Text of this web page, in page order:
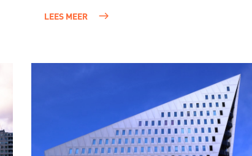
LEES MEER